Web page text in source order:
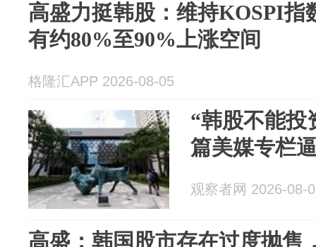
高盛力挺韩股：维持KOSPI指
有约80%至90%上涨空间
格隆汇APP 2026-08-05
“韩股不能投
篇美媒专栏
观察者网 2026-08-
高盛：韩国股市存在过度抛售